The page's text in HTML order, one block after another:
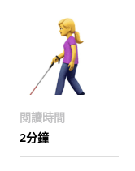
閱讀時間
2分鐘